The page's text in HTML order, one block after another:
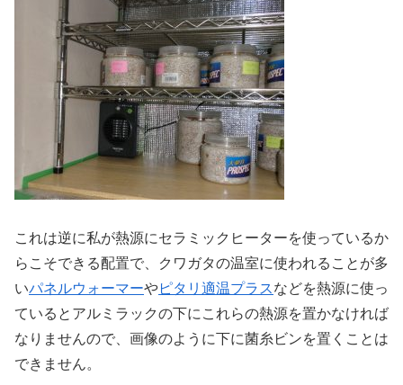
これは逆に私が熱源にセラミックヒーターを使っているか
らこそできる配置で、クワガタの温室に使われることが多
いパネルウォーマーやピタリ適温プラスなどを熱源に使っ
ているとアルミラックの下にこれらの熱源を置かなければ
なりませんので、画像のように下に菌糸ビンを置くことは
できません。